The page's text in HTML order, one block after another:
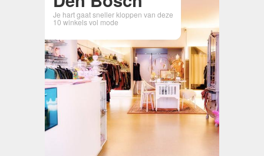
Je hart gaat sneller kloppen van deze
10 winkels vol mode